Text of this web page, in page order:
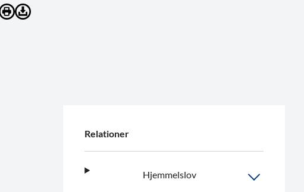
Relationer
Hjemmelslov